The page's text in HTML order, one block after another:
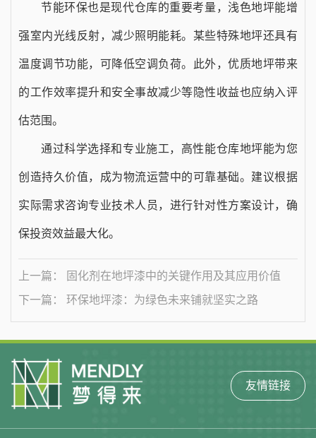
节能环保也是现代仓库的重要考量，浅色地坪能增
强室内光线反射，减少照明能耗。某些特殊地坪还具有
温度调节功能，可降低空调负荷。此外，优质地坪带来
的工作效率提升和安全事故减少等隐性收益也应纳入评
估范围。
通过科学选择和专业施工，高性能仓库地坪能为您
创造持久价值，成为物流运营中的可靠基础。建议根据
实际需求咨询专业技术人员，进行针对性方案设计，确
保投资效益最大化。
上一篇： 固化剂在地坪漆中的关键作用及其应用价值
下一篇： 环保地坪漆：为绿色未来铺就坚实之路
友情链接